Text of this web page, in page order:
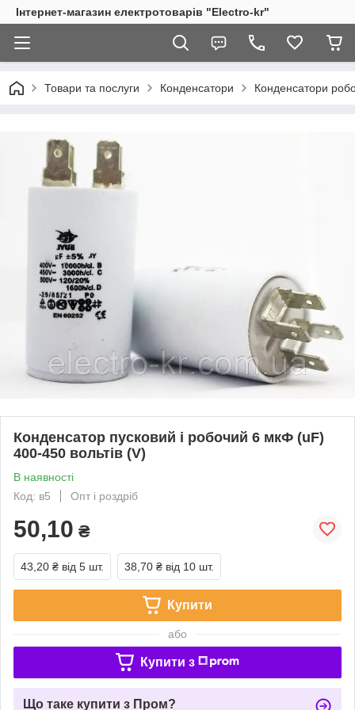
Інтернет-магазин електротоварів "Electro-kr"
Товари та послуги Конденсатори Конденсатори
Конденсатор пусковий і робочий 6 мкФ (uF)
400-450 вольтів (V)
В наявності
Код: в5
Опт і роздріб
50,10 ₴
43,20 ₴ від 5 шт. 38,70 ₴ від 10 шт.
Купити
або
Купити з
Що таке купити з Пром?